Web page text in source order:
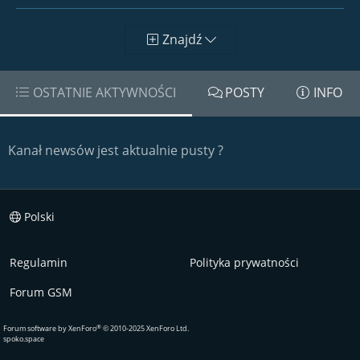
Znajdź
OSTATNIE AKTYWNOŚCI POSTY INFO
Kanał newsów jest aktualnie pusty ?
Polski
Regulamin
Polityka prywatności
Forum GSM
Forum software by XenForo® © 2010-2025 XenForo Ltd.
spoko.space